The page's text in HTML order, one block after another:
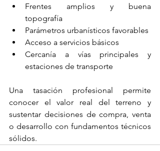
Frentes amplios y buena
topografía
Parámetros urbanísticos favorables
Acceso a servicios básicos
Cercanía a vías principales y
estaciones de transporte
Una tasación profesional permite
conocer el valor real del terreno y
sustentar decisiones de compra, venta
o desarrollo con fundamentos técnicos
sólidos.